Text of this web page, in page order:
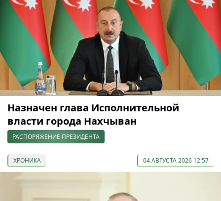
Назначен глава Исполнительной
власти города Нахчыван
РАСПОРЯЖЕНИЕ ПРЕЗИДЕНТА
ХРОНИКА 04 АВГУСТА 2026 12:57